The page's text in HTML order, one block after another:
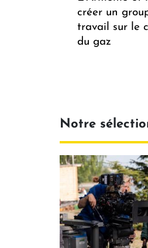
créer un
travail sur le
du gaz
Notre